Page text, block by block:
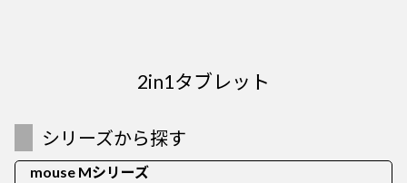
2in1タブレット
シリーズから探す
mouse Mシリーズ